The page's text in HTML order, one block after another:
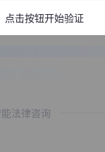
法律咨询
点击按钮开始验证